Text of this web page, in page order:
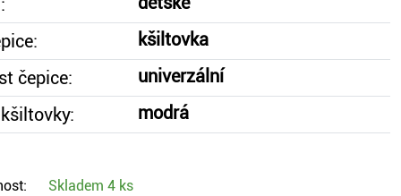
kšiltovka
čepice:
univerzální
modrá
Skladem 4 ks